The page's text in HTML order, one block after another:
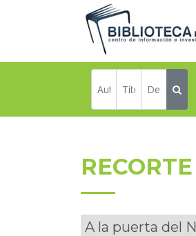
RECORTE
A la puerta del